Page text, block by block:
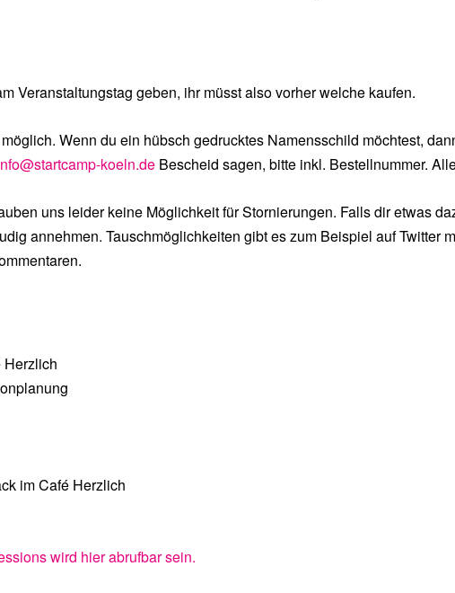
Veranstaltungstag geben, ihr müsst also vorher welche kaufen.
Wenn du ein hübsch gedrucktes Namensschild möchtest,
koeln.de Bescheid sagen, bitte inkl. Bestellnummer.
uns leider keine Möglichkeit für Stornierungen. Falls dir etwas
annehmen. Tauschmöglichkeiten gibt es zum Beispiel auf Twitter
Herzlich
im Café Herzlich
wird hier abrufbar sein.